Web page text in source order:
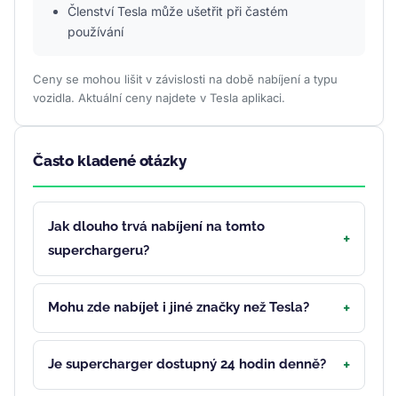
Členství Tesla může ušetřit při častém
používání
Ceny se mohou lišit v závislosti na době nabíjení a typu
vozidla. Aktuální ceny najdete v Tesla aplikaci.
Často kladené otázky
Jak dlouho trvá nabíjení na tomto
superchargeru?
Mohu zde nabíjet i jiné značky než Tesla?
Je supercharger dostupný 24 hodin denně?